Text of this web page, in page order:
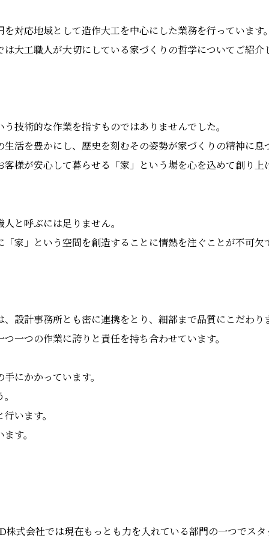
対応地域として造作大工を中心にした業務を行っています。
大工職人が大切にしている家づくりの哲学についてご紹介
技術的な作業を指すものではありませんでした。
活を豊かにし、歴史を刻むその姿勢が家づくりの精神に息
様が安心して暮らせる「家」という場を心を込めて創り上
と呼ぶには足りません。
家」という空間を創造することに情熱を注ぐことが不可
設計事務所とも密に連携をとり、細部まで品質にこだわり
一つの作業に誇りと責任を持ち合わせています。
にかかっています。
います。
す。
式会社では現在もっとも力を入れている部門の一つでスタ